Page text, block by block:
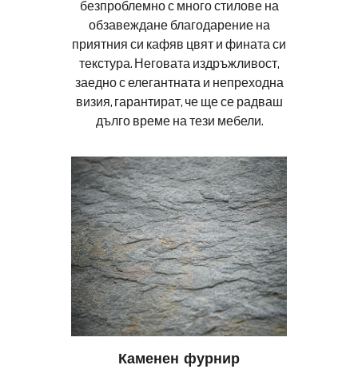
безпроблемно с много стилове на
обзавеждане благодарение на
приятния си кафяв цвят и фината си
текстура. Неговата издръжливост,
заедно с елегантната и непреходна
визия, гарантират, че ще се радваш
дълго време на тези мебели.
Каменен фурнир